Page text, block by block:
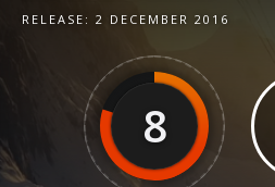
RELEASE: 2 DECEMBER 2016
8